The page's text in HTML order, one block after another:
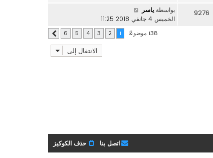
9276 بواسطة ياسر
الخميس 4 جانفي 2018 11:25
138 موضوعًا 1
2
3
4
5
6 التالي
الانتقال إلى
حذف الكوكيز اتصل بنا